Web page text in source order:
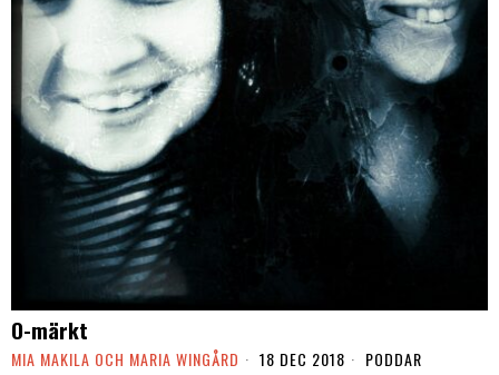
O-märkt
MIA MAKILA OCH MARIA WINGÅRD 18 DEC 2018 PODDAR